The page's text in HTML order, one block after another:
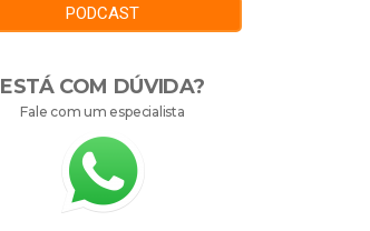
PODCAST
ESTÁ COM DÚVIDA?
Fale com um especialista